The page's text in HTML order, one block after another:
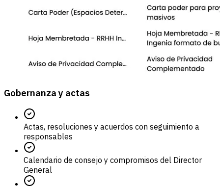
Gobernanza y actas
Actas, resoluciones y acuerdos con seguimiento a
responsables
Calendario de consejo y compromisos del Director
General